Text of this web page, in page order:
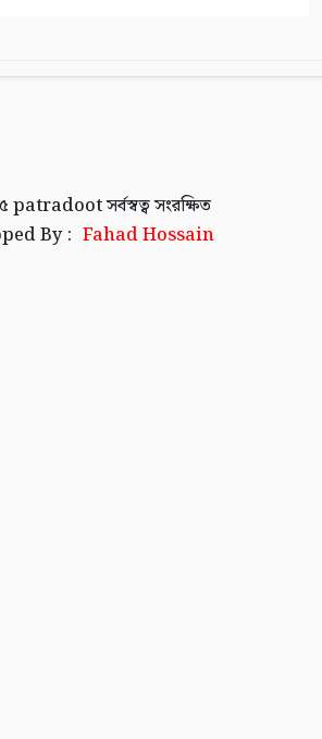
patradootসর্বস্বত্ব সংরক্ষিত
By : Fahad Hossain